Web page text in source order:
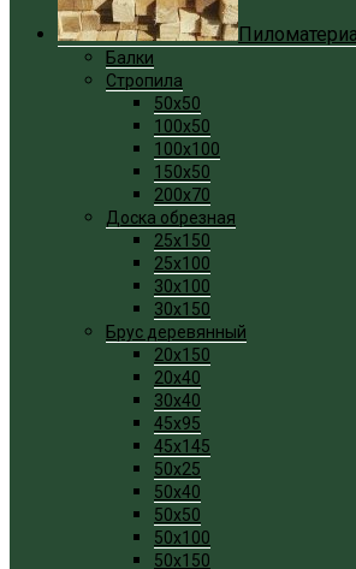
Балки
Стропила
50x50
100x50
100x100
150x50
200x70
Доска обрезная
25x150
25x100
30x100
30x150
Брус деревянный
20x150
20x40
30x40
45x95
45x145
50x25
50x40
50x50
50x100
50x150